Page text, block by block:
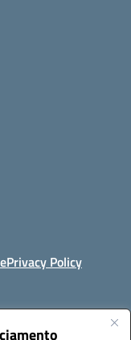
Privacy Policy